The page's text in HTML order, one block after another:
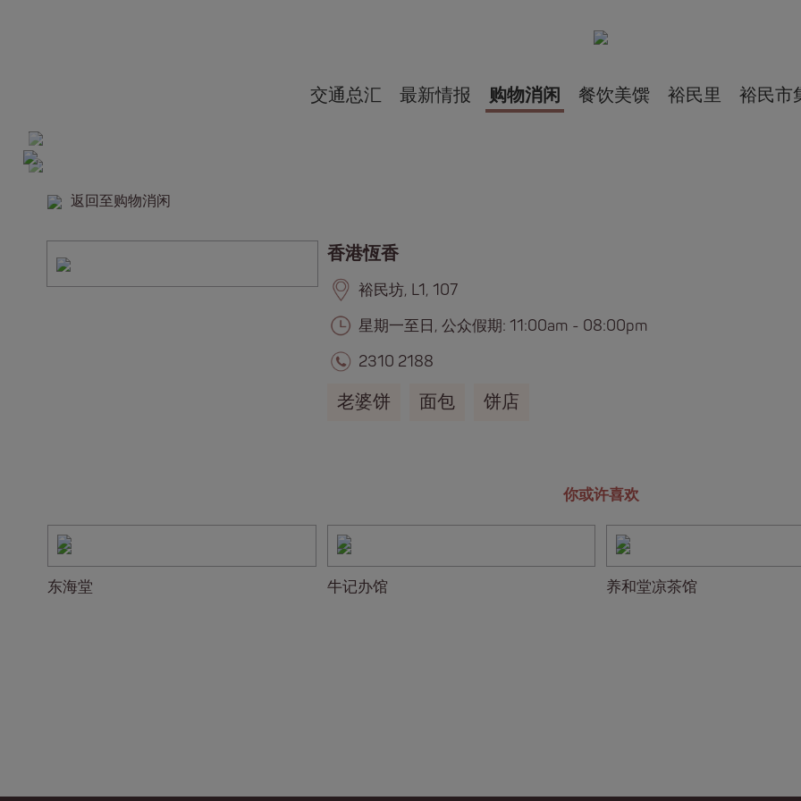
交通总汇 最新情报 购物消闲 餐饮美馔 裕民里 裕民市
返回至购物消闲
香港恆香
裕民坊, L1, 107
星期一至日, 公众假期: 11:00am - 08:00pm
2310 2188
老婆饼 面包 饼店
你或许喜欢
东海堂 牛记办馆 养和堂凉茶馆